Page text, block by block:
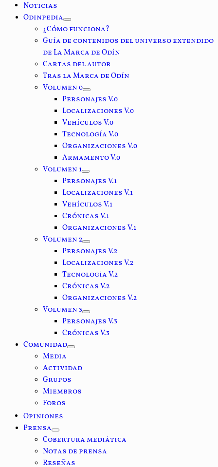
Noticias
Odinpedia
¿Cómo funciona?
Guía de contenidos del universo extendido
de La Marca de Odín
Cartas del autor
Tras la Marca de Odín
Volumen 0
Personajes V.0
Localizaciones V.0
Vehículos V.0
Tecnología V.0
Organizaciones V.0
Armamento V.0
Volumen 1
Personajes V.1
Localizaciones V.1
Vehículos V.1
Crónicas V.1
Organizaciones V.1
Volumen 2
Personajes V.2
Localizaciones V.2
Tecnología V.2
Crónicas V.2
Organizaciones V.2
Volumen 3
Personajes V.3
Crónicas V.3
Comunidad
Media
Actividad
Grupos
Miembros
Foros
Opiniones
Prensa
Cobertura mediática
Notas de prensa
Reseñas